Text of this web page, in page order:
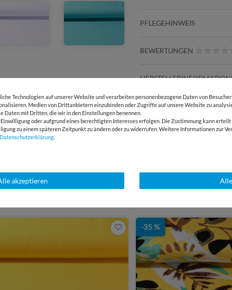
PFLEGEHINWEIS
BEWERTUNGEN
-35 %
Technologien auf unserer Website und verarbeiten personenbezogene Daten von
Medien von Drittanbietern einzubinden oder Zugriffe auf unsere Website zu
Daten mit Dritten, die wir in den Einstellungen benennen.
oder aufgrund eines berechtigten Interesses erfolgen. Die Zustimmung kann erteilt
zu einem späteren Zeitpunkt zu ändern oder zu widerrufen. Weitere Informationen zur
Daten­schutz­erklärung
akzeptieren